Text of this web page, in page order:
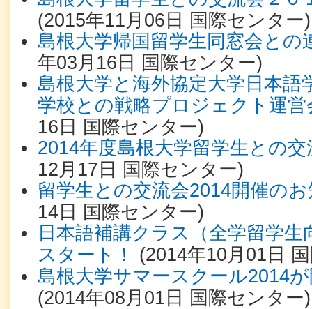
(2015年11月06日 国際センター)
島根大学帰国留学生同窓会と
年03月16日 国際センター)
島根大学と海外協定大学日本語
学校との戦略プロジェクト運
16日 国際センター)
2014年度島根大学留学生との
12月17日 国際センター)
留学生との交流会2014開催の
14日 国際センター)
日本語補講クラス（全学留学
スタート！ (2014年10月01日
島根大学サマースクール2014
(2014年08月01日 国際センター)